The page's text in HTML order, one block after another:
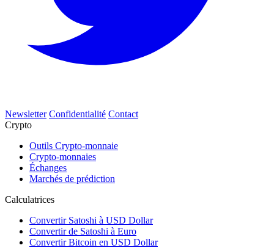
Newsletter Confidentialité Contact
Crypto
Outils Crypto-monnaie
Crypto-monnaies
Échanges
Marchés de prédiction
Calculatrices
Convertir Satoshi à USD Dollar
Convertir de Satoshi à Euro
Convertir Bitcoin en USD Dollar